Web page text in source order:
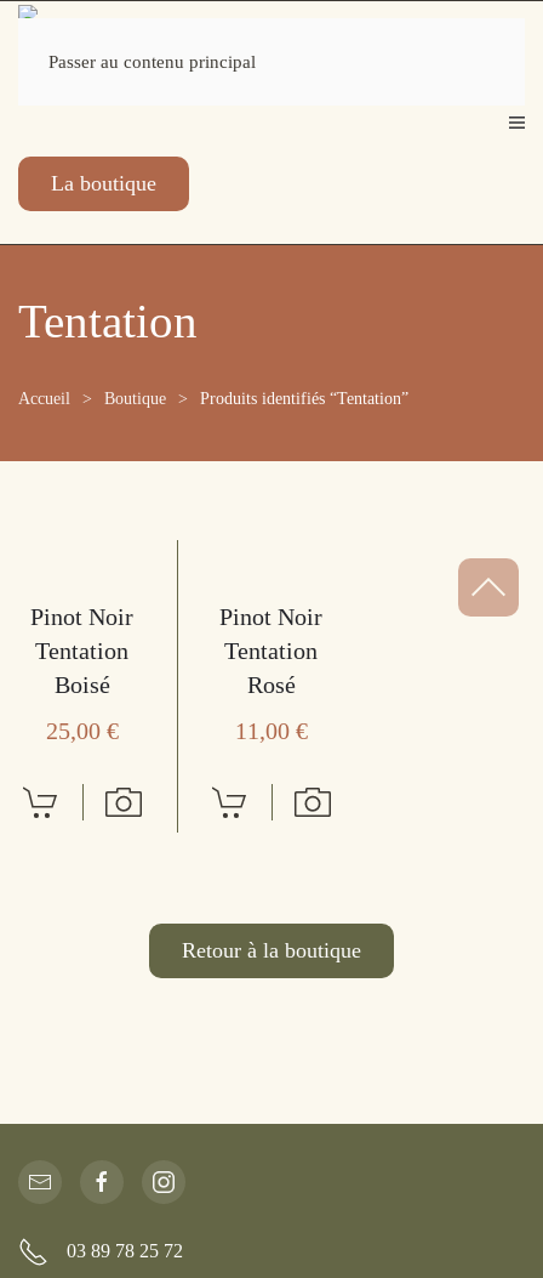
Passer au contenu principal
La boutique
Tentation
Accueil Boutique Produits identifiés “Tentation”
Pinot Noir
Tentation
Boisé
25,00 €
Pinot Noir
Tentation
Rosé
11,00 €
Retour à la boutique
03 89 78 25 72